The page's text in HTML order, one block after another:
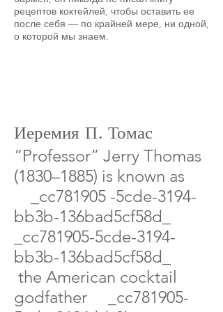
рецептов коктейлей, чтобы оставить ее
после себя — по крайней мере, ни одной,
о которой мы знаем.
Иеремия П. Томас
“Professor” Jerry Thomas
(1830–1885) is known as
_cc781905 -5cde-3194-
bb3b-136bad5cf58d_
_cc781905-5cde-3194-
bb3b-136bad5cf58d_
the American cocktail
godfather _cc781905-